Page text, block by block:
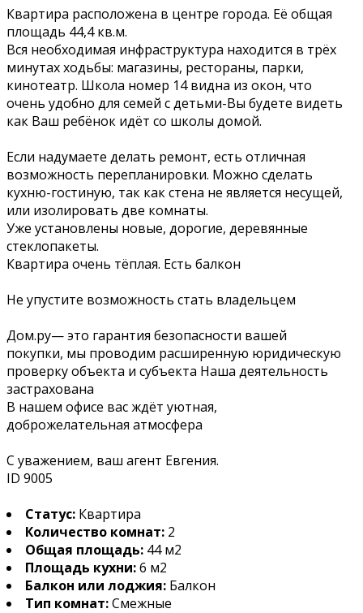
Квартира расположена в центре города. Её общая
площадь 44,4 кв.м.
Вся необходимая инфраструктура находится в трёх
минутах ходьбы: магазины, рестораны, парки,
кинотеатр. Школа номер 14 видна из окон, что
очень удобно для семей с детьми-Вы будете видеть
как Ваш ребёнок идёт со школы домой.
Если надумаете делать ремонт, есть отличная
возможность перепланировки. Можно сделать
кухню-гостиную, так как стена не является несущей,
или изолировать две комнаты.
Уже установлены новые, дорогие, деревянные
стеклопакеты.
Квартира очень тёплая. Есть балкон
Не упустите возможность стать владельцем
Дом.ру— это гарантия безопасности вашей
покупки, мы проводим расширенную юридическую
проверку объекта и субъекта Наша деятельность
застрахована
В нашем офисе вас ждёт уютная,
доброжелательная атмосфера
С уважением, ваш агент Евгения.
ID 9005
Статус: Квартира
Количество комнат: 2
Общая площадь: 44 м2
Площадь кухни:6 м2
Балкон или лоджия: Балкон
Тип комнат:Смежные